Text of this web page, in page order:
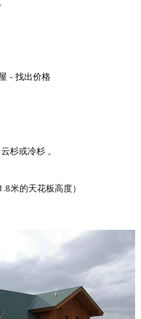
- 找出价格
云杉或冷杉 。
米的天花板高度）